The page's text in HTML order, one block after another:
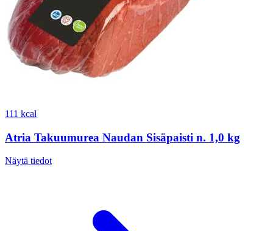
111 kcal
Atria Takuumurea Naudan Sisäpaisti n. 1,0 kg
Näytä tiedot